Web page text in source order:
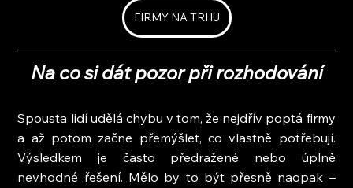
FIRMY NA TRHU
Na co si dát pozor při rozhodování
Spousta lidí udělá chybu v tom, že nejdřív poptá firmy
a až potom začne přemýšlet, co vlastně potřebují.
Výsledkem je často předražené nebo úplně
nevhodné řešení. Mělo by to být přesně naopak –